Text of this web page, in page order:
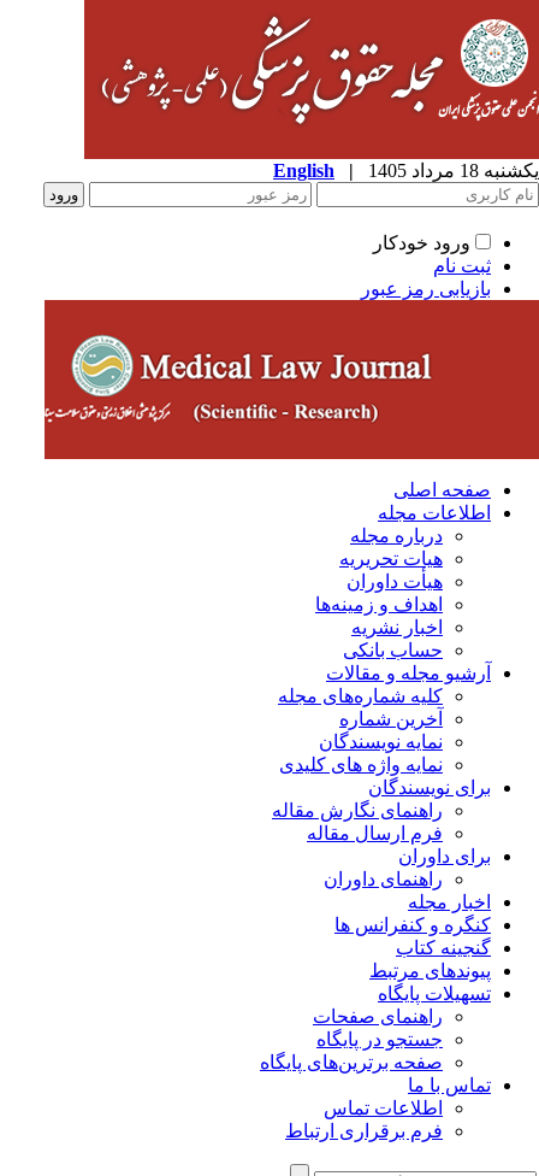
18 مرداد 1405 |
English
ورود خودکار
ثبت نام
بازیابی رمز عبور
صفحه اصلی
اطلاعات مجله
درباره مجله
هیات تحریریه
هیأت داوران
اهداف و زمینه‌ها
اخبار نشریه
حساب بانکی
آرشیو مجله و مقالات
کلیه شماره‌های مجله
آخرین شماره
نمایه نویسندگان
نمایه واژه های کلیدی
برای نویسندگان
راهنمای نگارش مقاله
فرم ارسال مقاله
برای داوران
راهنمای داوران
اخبار مجله
کنگره و کنفرانس ها
گنجینه کتاب
پیوندهای مرتبط
تسهیلات پایگاه
راهنمای صفحات
جستجو در پایگاه
صفحه برترین‌های پایگاه
تماس با ما
اطلاعات تماس
فرم برقراری ارتباط